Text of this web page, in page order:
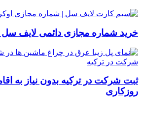
خرید شماره مجازی دائمی لایف سل
ثبت شرکت در ترکیه بدون نیاز به
روزکاری